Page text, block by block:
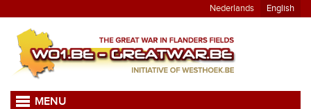
Nederlands English
MENU